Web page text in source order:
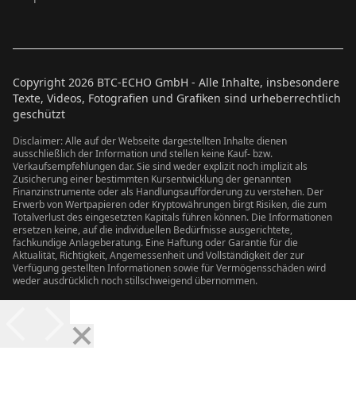
Copyright 2026 BTC-ECHO GmbH - Alle Inhalte, insbesondere
Texte, Videos, Fotografien und Grafiken sind urheberrechtlich
geschützt
Disclaimer: Alle auf der Webseite dargestellten Inhalte dienen
ausschließlich der Information und stellen keine Kauf- bzw.
Verkaufsempfehlungen dar. Sie sind weder explizit noch implizit als
Zusicherung einer bestimmten Kursentwicklung der genannten
Finanzinstrumente oder als Handlungsaufforderung zu verstehen. Der
Erwerb von Wertpapieren oder Kryptowährungen birgt Risiken, die zum
Totalverlust des eingesetzten Kapitals führen können. Die Informationen
ersetzen keine, auf die individuellen Bedürfnisse ausgerichtete,
fachkundige Anlageberatung. Eine Haftung oder Garantie für die
Aktualität, Richtigkeit, Angemessenheit und Vollständigkeit der zur
Verfügung gestellten Informationen sowie für Vermögensschäden wird
weder ausdrücklich noch stillschweigend übernommen.